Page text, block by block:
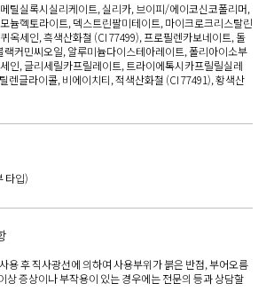
틸실록시실리케이트, 실리카, 브이피/에이코신코폴리머,
늄헥토라이트, 덱스트린팔미테이트, 마이크로크리스탈린
옥세인, 흑색산화철 (CI 77499), 프로필렌카보네이트, 돌
랙커민씨오일, 알루미늄다이스테아레이트, 폴리아이소부
인, 글리세릴카프릴레이트, 트라이에톡시카프릴릴실레
렌글라이콜, 비에이치티, 적색산화철 (CI 77491), 황색산
타입)
용 후 직사광선에 의하여 사용부위가 붉은 반점, 부어오름
상 증상이나 부작용이 있는 경우에는 전문의 등과 상담할